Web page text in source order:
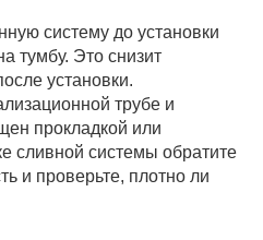
систему до установки
тумбу. Это снизит
установки.
трубе и
прокладкой или
сливной системы обратите
и проверьте, плотно ли